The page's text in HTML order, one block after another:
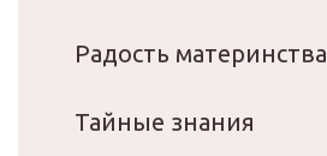
Радость материнства
Тайные знания